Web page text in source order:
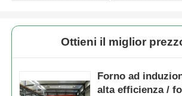
fornace inferiore dell'automobile
Fornace ad alta temperatura
Ottieni il miglior
Forno ad
alta efficienza /